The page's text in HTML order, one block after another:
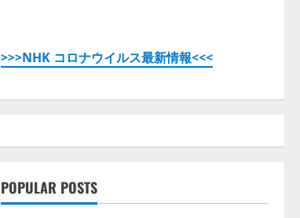
>>>NHK コロナウイルス最新情報<<<
POPULAR POSTS